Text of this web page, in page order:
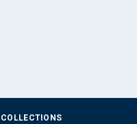
COLLECTIONS